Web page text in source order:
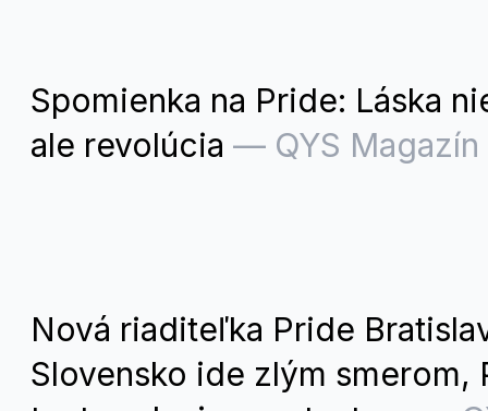
Spomienka na Pride: Láska
ale revolúcia — QYS Magazín
Nová riaditeľka Pride
Slovensko ide zlým smerom,